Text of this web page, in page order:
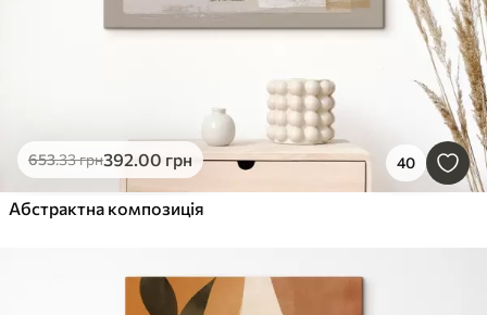
653.33грн392.00 грн 40
Абстрактна композиція